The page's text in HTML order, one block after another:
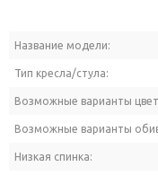
Название модели:
Тип кресла/стула:
Возможные варианты
Возможные варианты
Низкая спинка: